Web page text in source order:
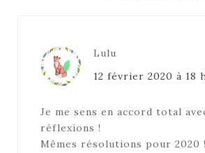
Lulu
12 février 2020 à 18
Je me sens en accord total
réflexions !
Mêmes résolutions pour 2020 !